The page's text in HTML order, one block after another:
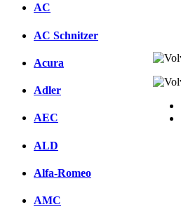
AC
AC Schnitzer
Acura
Adler
AEC
ALD
Alfa-Romeo
AMC